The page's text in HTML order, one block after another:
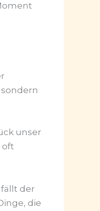
unser
oft
der
die